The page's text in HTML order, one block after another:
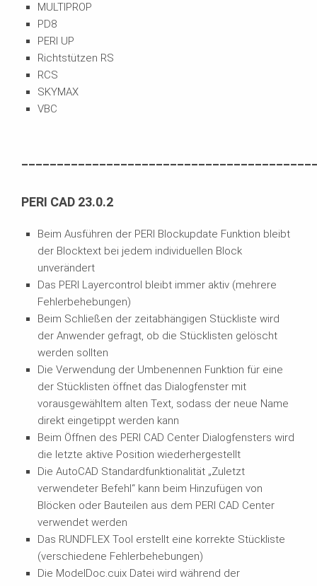
MULTIPROP
PD8
PERI UP
Richtstützen RS
RCS
SKYMAX
VBC
PERI CAD 23.0.2
Beim Ausführen der PERI Blockupdate Funktion bleibt
der Blocktext bei jedem individuellen Block
unverändert
Das PERI Layercontrol bleibt immer aktiv (mehrere
Fehlerbehebungen)
Beim Schließen der zeitabhängigen Stückliste wird
der Anwender gefragt, ob die Stücklisten gelöscht
werden sollten
Die Verwendung der Umbenennen Funktion für eine
der Stücklisten öffnet das Dialogfenster mit
vorausgewähltem alten Text, sodass der neue Name
direkt eingetippt werden kann
Beim Öffnen des PERI CAD Center Dialogfensters wird
die letzte aktive Position wiederhergestellt
Die AutoCAD Standardfunktionalität „Zuletzt
verwendeter Befehl“ kann beim Hinzufügen von
Blöcken oder Bauteilen aus dem PERI CAD Center
verwendet werden
Das RUNDFLEX Tool erstellt eine korrekte Stückliste
(verschiedene Fehlerbehebungen)
Die ModelDoc.cuix Datei wird während der